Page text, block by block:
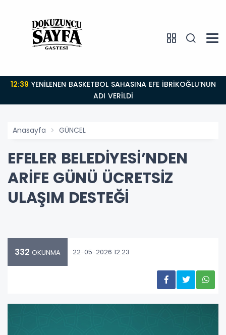
12:39
ADI VERİLDİ
Anasayfa GÜNCEL
EFELER BELEDİYESİ’NDEN
ARİFE GÜNÜ ÜCRETSİZ
ULAŞIM DESTEĞİ
332 OKUNMA 22-05-2026 12:23